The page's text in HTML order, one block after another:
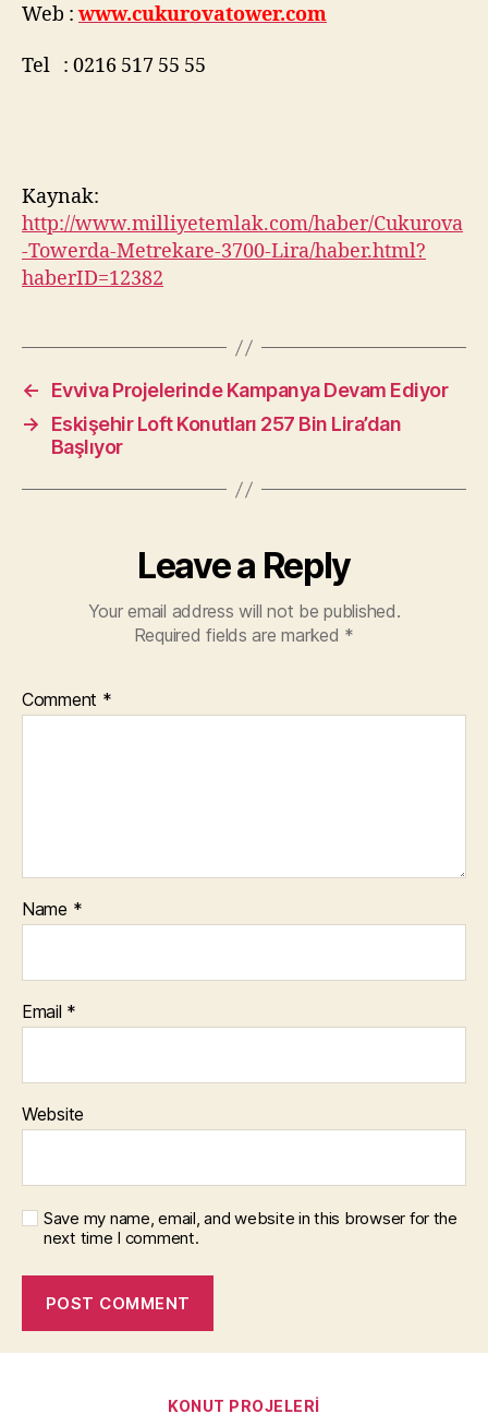
Web : www.cukurovatower.com
Tel : 0216 517 55 55
Kaynak:
http://www.milliyetemlak.com/haber/Cukurova
-Towerda-Metrekare-3700-Lira/haber.html?
haberID=12382
←
Evviva Projelerinde Kampanya Devam Ediyor
→
Eskişehir Loft Konutları 257 Bin Lira’dan
Başlıyor
Leave a Reply
Your email address will not be published.
Required fields are marked *
Comment *
Name *
Email *
Website
Save my name, email, and website in this browser for the
next time I comment.
Categories
KONUT PROJELERI